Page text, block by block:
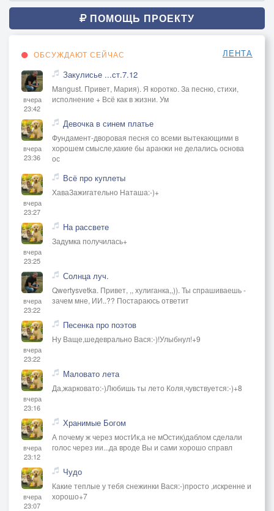
ПОМОЩЬ ПРОЕКТУ
ОБСУЖДАЮТ СЕЙЧАС ЛЕНТА
вчера
23:42
Закулисье ...ст.7.12
Mangust. Привет, Мария). Я коротко. За песню, стихи,
исполнение + Всё как в жизни. Ум
вчера
23:36
Девочка в синем платье
Фундамент-дворовая песня со всеми вытекающими в
хорошем смысле,какие бы аранжи не делались основа
ос
вчера
23:27
Всё про куплеты
ХаваЗажигательно Наташа:-)+
вчера
23:25
На рассвете
Задумка получилась+
вчера
23:22
Солнца луч.
Qwertysvetka. Привет, ,, хулиганка,,)). Ты спрашиваешь -
зачем мне, ИИ..?? Постараюсь ответит
вчера
23:22
Песенка про поэтов
Ну Ваще,шедеврально Вася:-)!Улыбнул!+9
вчера
23:16
Маловато лета
Да,жарковато:-)Любишь ты лето Коля,чувствуется:-)+8
вчера
23:12
Хранимые Богом
А почему ж через мостИк,а не мОстик)даблом сделали
голос через ии...да вроде Вы и сами хорошо справл
вчера
23:07
Чудо
Какие теплые у тебя снежинки Вася:-)просто ,искренне и
хорошо+7